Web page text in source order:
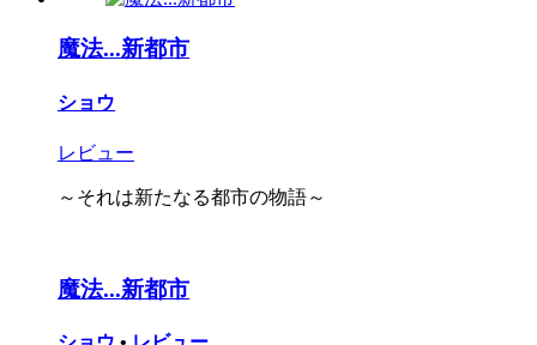
魔法...新都市
ショウ
レビュー
～それは新たなる都市の物語～
魔法...新都市